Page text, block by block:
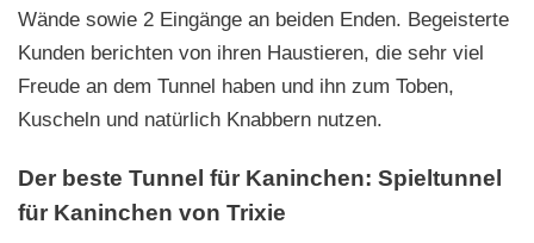
Wände sowie 2 Eingänge an beiden Enden. Begeisterte
Kunden berichten von ihren Haustieren, die sehr viel
Freude an dem Tunnel haben und ihn zum Toben,
Kuscheln und natürlich Knabbern nutzen.
Der beste Tunnel für Kaninchen: Spieltunnel
für Kaninchen von Trixie